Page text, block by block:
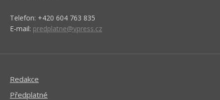
Telefon: +420 604 763 835
E-mail: predplatne@vpress.cz
Redakce
Předplatné